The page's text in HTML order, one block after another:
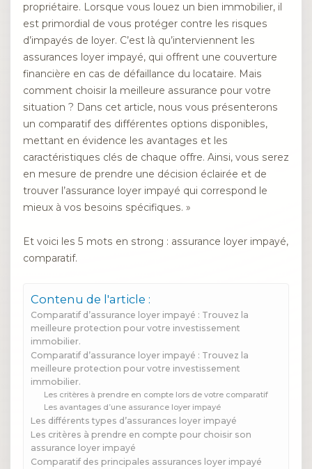
propriétaire. Lorsque vous louez un bien immobilier, il
est primordial de vous protéger contre les risques
d’impayés de loyer. C’est là qu’interviennent les
assurances loyer impayé, qui offrent une couverture
financière en cas de défaillance du locataire. Mais
comment choisir la meilleure assurance pour votre
situation ? Dans cet article, nous vous présenterons
un comparatif des différentes options disponibles,
mettant en évidence les avantages et les
caractéristiques clés de chaque offre. Ainsi, vous serez
en mesure de prendre une décision éclairée et de
trouver l’assurance loyer impayé qui correspond le
mieux à vos besoins spécifiques. »
Et voici les 5 mots en strong : assurance loyer impayé,
comparatif.
Contenu de l'article :
Comparatif d’assurance loyer impayé : Trouvez la
meilleure protection pour votre investissement
immobilier.
Comparatif d’assurance loyer impayé : Trouvez la
meilleure protection pour votre investissement
immobilier.
Les critères à prendre en compte lors de votre comparatif
Les avantages d’une assurance loyer impayé
Les différents types d’assurances loyer impayé
Les critères à prendre en compte pour choisir son
assurance loyer impayé
Comparatif des principales assurances loyer impayé